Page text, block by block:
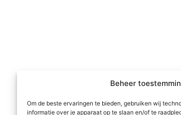
Beheer
Om de beste ervaringen te bieden, gebruiken wij
informatie over je apparaat op te slaan en/of te